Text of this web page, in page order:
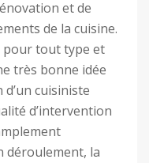
et de
de la cuisine.
tout type et
très bonne idée
cuisiniste
d’intervention
déroulement, la